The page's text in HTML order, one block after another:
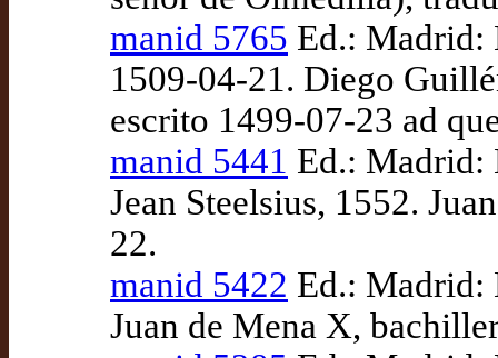
manid 5765 Ed.: Madrid:
1509-04-21. Diego
escrito 1499-07-23 ad
manid 5441 Ed.: Madrid:
Jean Steelsius, 1552.
22.
manid 5422 Ed.: Madrid:
Juan de Mena X,